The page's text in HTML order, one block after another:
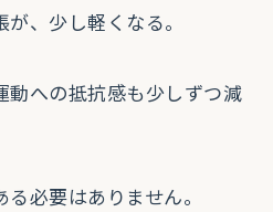
、少し軽くなる。
動への抵抗感も少しずつ減
必要はありません。